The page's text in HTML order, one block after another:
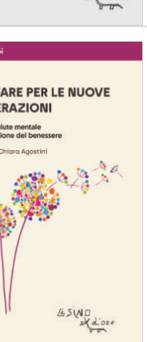
Aggiungi
alla lista